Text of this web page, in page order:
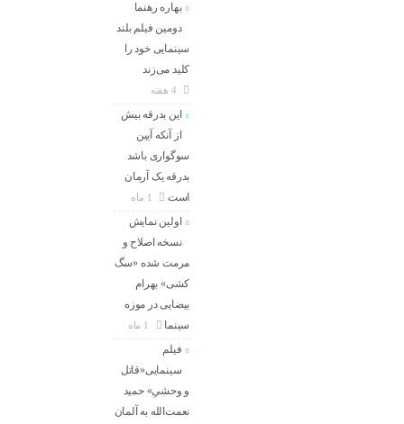
بهاره رهنما
دومین فیلم بلند
سینمایی خود را
کلید می‌زند
این بدرقه بیش
از آنکه آیین
سوگواری باشد
بدرقه یک آرمان
است
اولین نمایش
نسخه اصلاح و
مرمت شده «سگ
کشی» بهرام
بیضایی در موزه
سینما
فیلم
سینمایی«قاتل
و وحشیِ» حمید
نعمت‌الله به آلمان